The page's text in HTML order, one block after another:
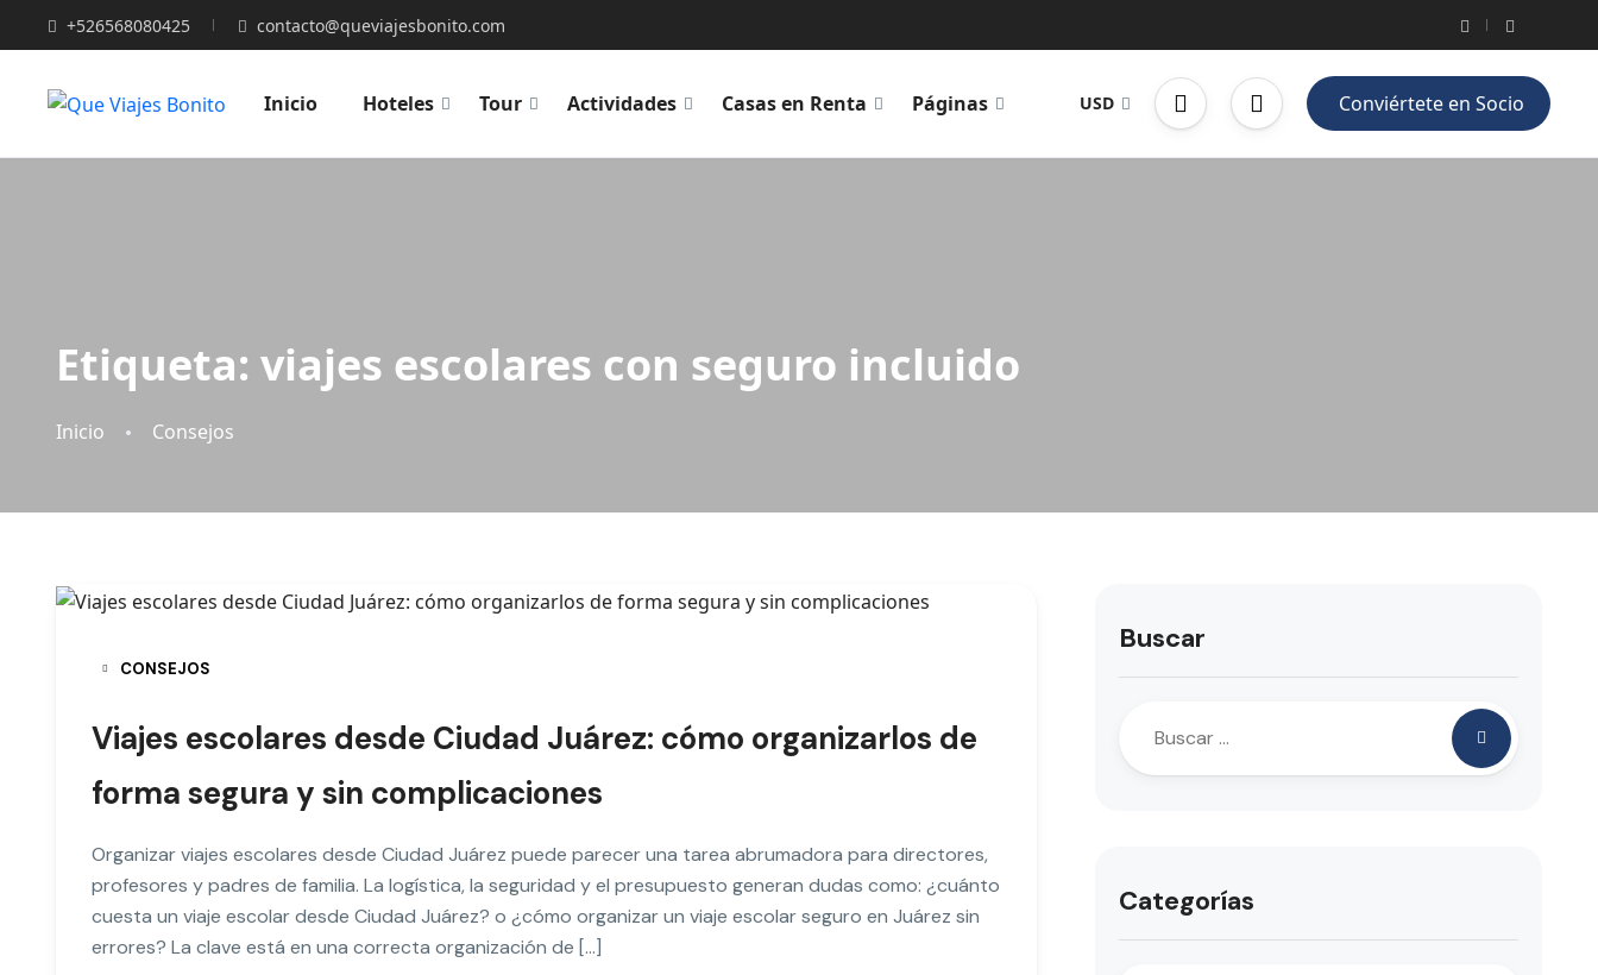
+526568080425 contacto@queviajesbonito.com
Inicio Hoteles Tour Actividades Casas en Renta Páginas USD Conviértete en Socio
Etiqueta: viajes escolares con seguro incluido
Inicio Consejos
CONSEJOS
Viajes escolares desde Ciudad Juárez: cómo organizarlos de
forma segura y sin complicaciones
Organizar viajes escolares desde Ciudad Juárez puede parecer una tarea abrumadora para directores,
profesores y padres de familia. La logística, la seguridad y el presupuesto generan dudas como: ¿cuánto
cuesta un viaje escolar desde Ciudad Juárez? o ¿cómo organizar un viaje escolar seguro en Juárez sin
errores? La clave está en una correcta organización de […]
Buscar
Categorías